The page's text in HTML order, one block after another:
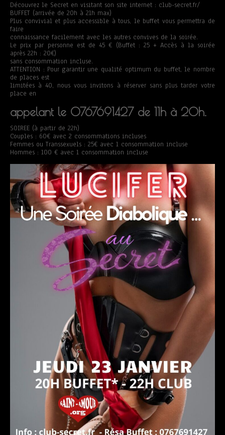
Découvrez le Secret en visitant son site internet : club-secret.fr/
BUFFET (arrivée de 20h à 21h max)
Plus convivial et plus accessible à tous, le buffet vous permettra de
faire
connaissance facilement avec les autres convives de la soirée.
Le prix par personne est de 45 € (Buffet : 25 + Accès à la soirée
après 22h : 20€)
sans consommation incluse.
ATTENTION : Pour garantir une qualité optimum du buffet, le nombre
de places est
limitées à 40, nous vous invitons à réserver sans plus tarder votre
place en
appelant le 0767691427 de 11h à 20h.
SOIREE (à partir de 22h)
Couples : 60€ avec 2 consommations incluses
Femmes ou Transsexuels : 25€ avec 1 consommation incluse
Hommes : 100 € avec 1 consommation incluse